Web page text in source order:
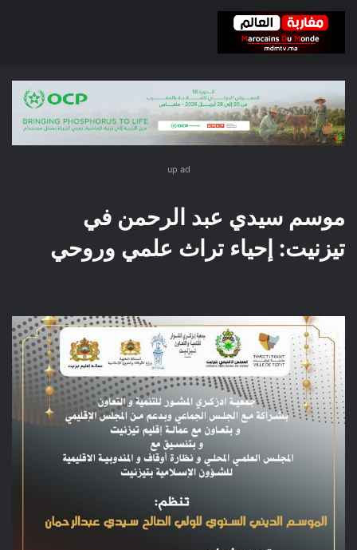
up ad
موسم سيدي عبد الرحمن في
تيزنيت: إحياء تراث علمي وروحي